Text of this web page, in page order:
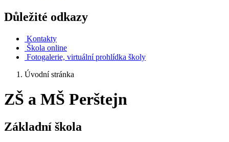
Důležité odkazy
Kontakty
Škola online
Fotogalerie, virtuální prohlídka školy
Úvodní stránka
ZŠ a MŠ Perštejn
Základní škola